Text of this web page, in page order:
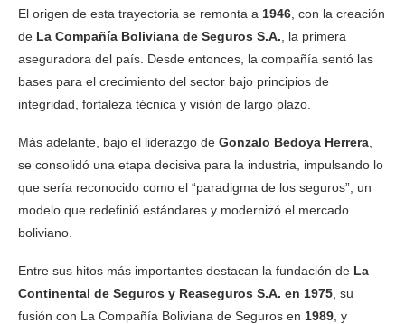
El origen de esta trayectoria se remonta a 1946 , con la creación
de La Compañía Boliviana de Seguros S.A. , la primera
aseguradora del país. Desde entonces, la compañía sentó las
bases para el crecimiento del sector bajo principios de
integridad, fortaleza técnica y visión de largo plazo.
Más adelante, bajo el liderazgo de Gonzalo Bedoya Herrera
se consolidó una etapa decisiva para la industria, impulsando lo
que sería reconocido como el “paradigma de los seguros”, un
modelo que redefinió estándares y modernizó el mercado
boliviano.
Entre sus hitos más importantes destacan la fundación de La
Continental de Seguros y Reaseguros S.A. en 1975 , su
fusión con La Compañía Boliviana de Seguros en 1989 , y